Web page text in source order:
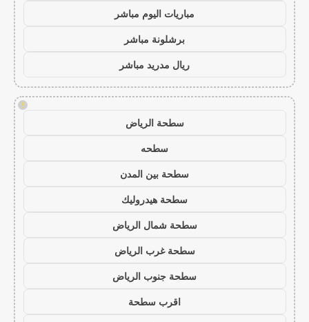
مباريات اليوم مباشر
برشلونة مباشر
ريال مدريد مباشر
!
سطحة الرياض
سطحه
سطحة بين المدن
سطحة هيدروليك
سطحة شمال الرياض
سطحة غرب الرياض
سطحة جنوب الرياض
اقرب سطحة